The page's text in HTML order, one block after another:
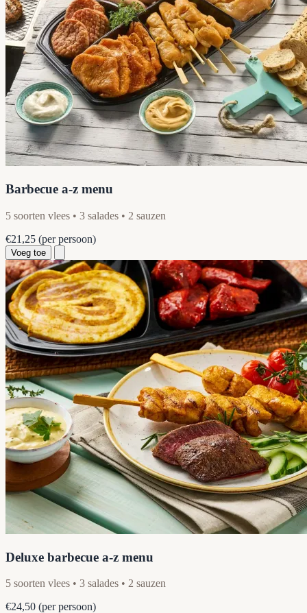
Barbecue a-z menu
5 soorten vlees • 3 salades • 2 sauzen
€21,25 (per persoon)
Voeg toe
Deluxe barbecue a-z menu
5 soorten vlees • 3 salades • 2 sauzen
€24,50 (per persoon)